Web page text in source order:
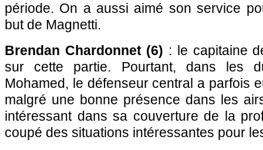
période. On a aussi aimé son service
but de Magnetti.
Brendan Chardonnet (6) : le capitaine
sur cette partie. Pourtant, dans les
Mohamed, le défenseur central a parfois
malgré une bonne présence dans les
intéressant dans sa couverture de la
coupé des situations intéressantes pour